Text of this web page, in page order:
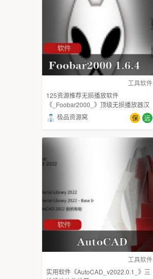
工具软件
125资源推荐无损播放软件
《_Foobar2000_》顶级无损播放器汉
化版极品资源窝 保 远
工具软件
实用软件《AutoCAD_v2022.0.1_》三